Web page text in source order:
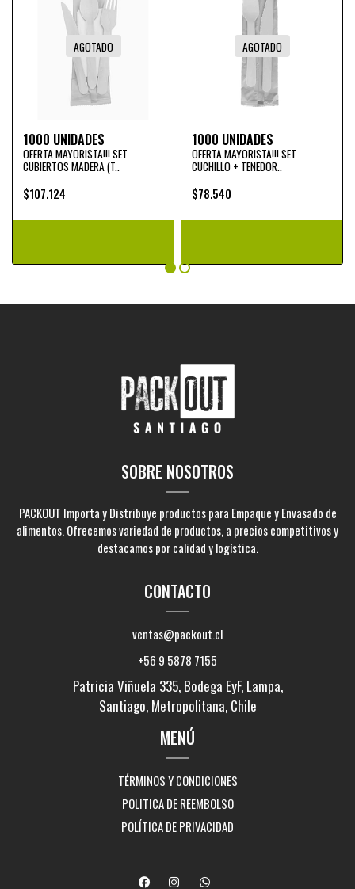
AGOTADO
1000 UNIDADES
OFERTA MAYORISTA!!! SET
CUBIERTOS MADERA (T..
$107.124
AGOTADO
1000 UNIDADES
OFERTA MAYORISTA!!! SET
CUCHILLO + TENEDOR..
$78.540
SOBRE NOSOTROS
PACKOUT Importa y Distribuye productos para Empaque y Envasado de
alimentos. Ofrecemos variedad de productos, a precios competitivos y
destacamos por calidad y logística.
CONTACTO
ventas@packout.cl
+56 9 5878 7155
Patricia Viñuela 335, Bodega EyF, Lampa,
Santiago, Metropolitana, Chile
MENÚ
TÉRMINOS Y CONDICIONES
POLITICA DE REEMBOLSO
POLÍTICA DE PRIVACIDAD